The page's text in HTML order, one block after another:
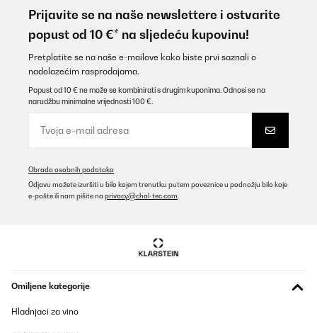
passe très bien dans ma cuisine.
Utilisateur d'Amazon
Prevedi
POTVRĐENI PREGLED
Verhältnismäßig hochpreisig aber schön und gute Qualität
Prevedi
Ich hatte den Mülleimer im Oktober bestellt und finde ihn mega
ging er kaputt. Ich habe dem Kundenservice angeschrieben und
dieser schickte mit sofort einen Neuen. Den Alten konnte ich
dass dies so unkompliziert ging. Es wäre auch sehr ärgerlich
Prijavite se na naše newslettere i ostvarite
popust od 10 €* na sljedeću kupovinu!
Pretplatite se na naše e-mailove kako biste prvi saznali o
nadolazećim rasprodajama.
Popust od 10 € ne može se kombinirati s drugim kuponima. Odnosi se na
narudžbu minimalne vrijednosti 100 €.
Obrada osobnih podataka
Odjavu možete izvršiti u bilo kojem trenutku putem poveznice u podnožju bilo koje
e-pošte ili nam pišite na privacy@chal-tec.com
Omiljene kategorije
Hladnjaci za vino